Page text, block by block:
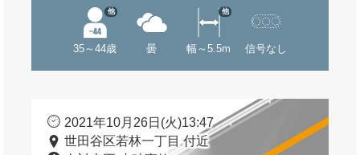
35～44歳
他
曇 幅～5.5m
他
信号なし
2021年10月26日(火)13:47
世田谷区若林一丁目 付近